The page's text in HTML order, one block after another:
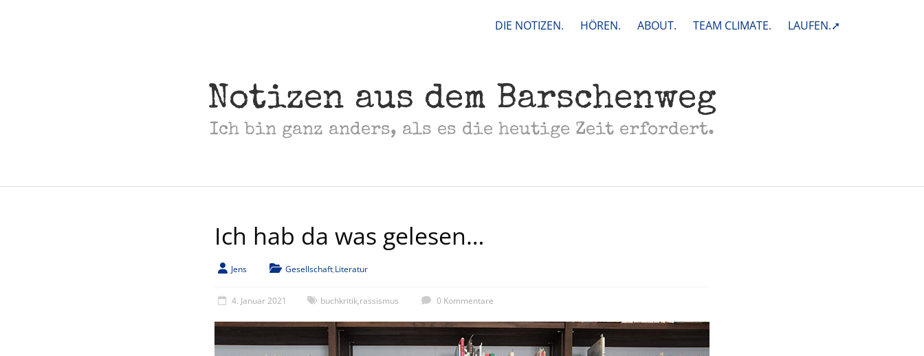
DIE NOTIZEN. HÖREN. ABOUT. TEAM CLIMATE. LAUFEN.➚
Notizen aus dem Barschenweg
Ich bin ganz anders, als es die heutige Zeit erfordert.
Ich hab da was gelesen…
Jens Gesellschaft,Literatur
4. Januar 2021 buchkritik,rassismus 0 Kommentare